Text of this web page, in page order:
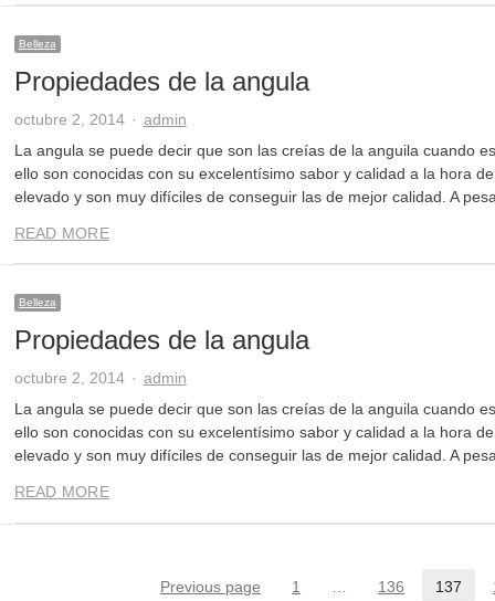
Belleza
Propiedades de la angula
octubre 2, 2014 Author
admin
La angula se puede decir que son las creías de la anguila cuando
ello son conocidas con su excelentísimo sabor y calidad a la hora
elevado y son muy difíciles de conseguir las de mejor calidad. A
READ MORE
Belleza
Propiedades de la angula
octubre 2, 2014 Author
admin
La angula se puede decir que son las creías de la anguila cuando
ello son conocidas con su excelentísimo sabor y calidad a la hora
elevado y son muy difíciles de conseguir las de mejor calidad. A
READ MORE
Previous page Page
1 … Page
136 Page
137